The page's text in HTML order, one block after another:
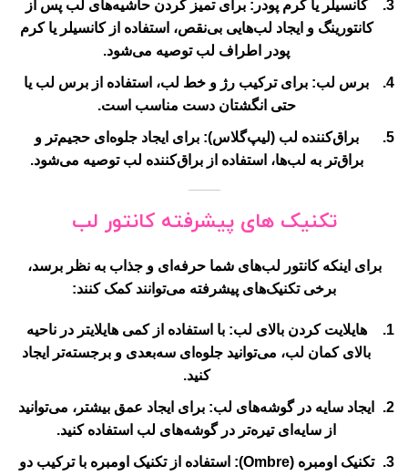
کانسیلر یا کرم پودر : برای تمیز کردن حاشیه‌های لب پس از
کانتورینگ و ایجاد لب‌هایی بی‌نقص، استفاده از کانسیلر یا کرم
پودر اطراف لب توصیه می‌شود.
برس لب: برای ترکیب رژ و خط لب، استفاده از برس لب یا
حتی انگشتان دست مناسب است.
براق‌کننده لب (لیپ‌گلاس): برای ایجاد جلوه‌ای حجیم‌تر و
براق‌تر به لب‌ها، استفاده از براق‌کننده لب توصیه می‌شود.
تکنیک های پیشرفته کانتور لب
برای اینکه کانتور لب‌های شما حرفه‌ای و جذاب به نظر برسد،
برخی تکنیک‌های پیشرفته می‌توانند کمک کنند:
هایلایت کردن بالای لب: با استفاده از کمی هایلایتر در ناحیه
بالای کمان لب، می‌توانید جلوه‌ای سه‌بعدی و برجسته‌تر ایجاد
کنید.
ایجاد سایه در گوشه‌های لب: برای ایجاد عمق بیشتر، می‌توانید
از سایه‌ای تیره‌تر در گوشه‌های لب استفاده کنید.
تکنیک اومبره (Ombre)
: استفاده از تکنیک اومبره با ترکیب دو